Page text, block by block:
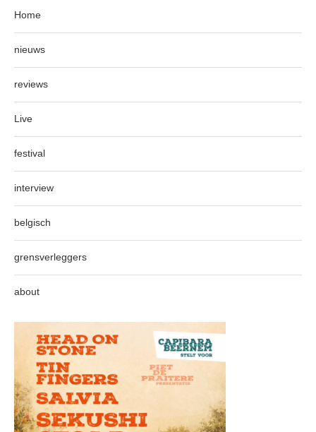
Home
nieuws
reviews
Live
festival
interview
belgisch
grensverleggers
about